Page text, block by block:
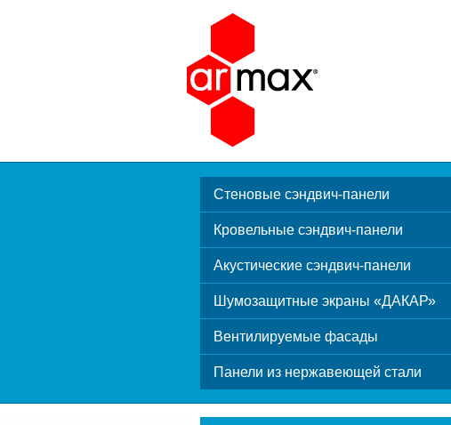
Стеновые сэндвич-панели
Кровельные сэндвич-панели
Акустические сэндвич-панели
Шумозащитные экраны «ДАКАР»
Вентилируемые фасады
Панели из нержавеющей стали